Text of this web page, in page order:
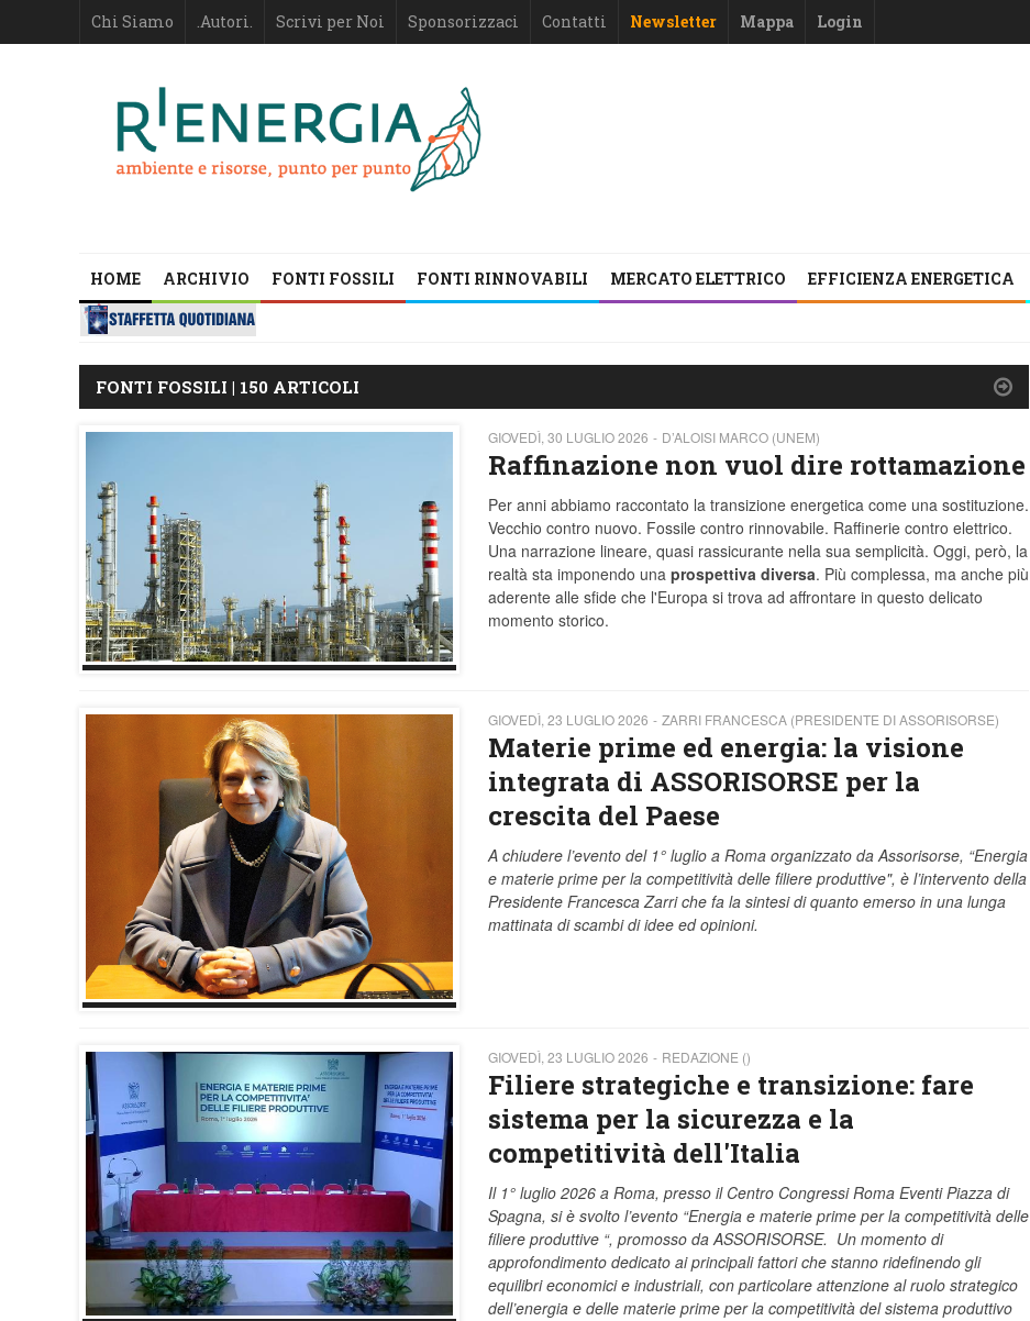
Chi Siamo .Autori. Scrivi per Noi Sponsorizzaci Contatti Newsletter Mappa Login
HOME ARCHIVIO FONTI FOSSILI FONTI RINNOVABILI MERCATO ELETTRICO EFFICIENZA ENERGETICA
FONTI FOSSILI | 150 ARTICOLI
GIOVEDÌ, 30 LUGLIO 2026 D’ALOISI MARCO (UNEM)
Raffinazione non vuol dire rottamazione
Per anni abbiamo raccontato la transizione energetica come una sostituzione.
Vecchio contro nuovo. Fossile contro rinnovabile. Raffinerie contro elettrico.
Una narrazione lineare, quasi rassicurante nella sua semplicità. Oggi, però, la
realtà sta imponendo una prospettiva diversa. Più complessa, ma anche più
aderente alle sfide che l'Europa si trova ad affrontare in questo delicato
momento storico.
GIOVEDÌ, 23 LUGLIO 2026 ZARRI FRANCESCA (PRESIDENTE DI ASSORISORSE)
Materie prime ed energia: la visione
integrata di ASSORISORSE per la
crescita del Paese
A chiudere l’evento del 1° luglio a Roma organizzato da Assorisorse, “Energia
e materie prime per la competitività delle filiere produttive", è l’intervento della
Presidente Francesca Zarri che fa la sintesi di quanto emerso in una lunga
mattinata di scambi di idee ed opinioni.
GIOVEDÌ, 23 LUGLIO 2026 REDAZIONE ()
Filiere strategiche e transizione: fare
sistema per la sicurezza e la
competitività dell'Italia
Il 1° luglio 2026 a Roma, presso il Centro Congressi Roma Eventi Piazza di
Spagna, si è svolto l’evento “Energia e materie prime per la competitività delle
filiere produttive “, promosso da ASSORISORSE. Un momento di
approfondimento dedicato ai principali fattori che stanno ridefinendo gli
equilibri economici e industriali, con particolare attenzione al ruolo strategico
dell’energia e delle materie prime per la competitività del sistema produttivo